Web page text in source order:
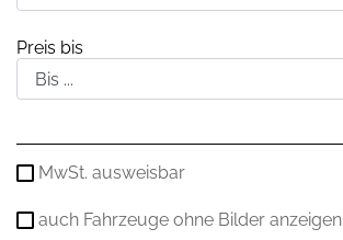
Preis bis
MwSt. ausweisbar
auch Fahrzeuge ohne Bilder anzeigen